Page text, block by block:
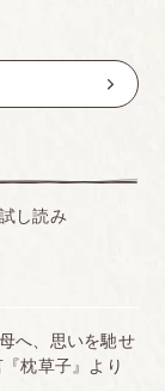
し読み
へ、思いを馳せ
枕草子』より